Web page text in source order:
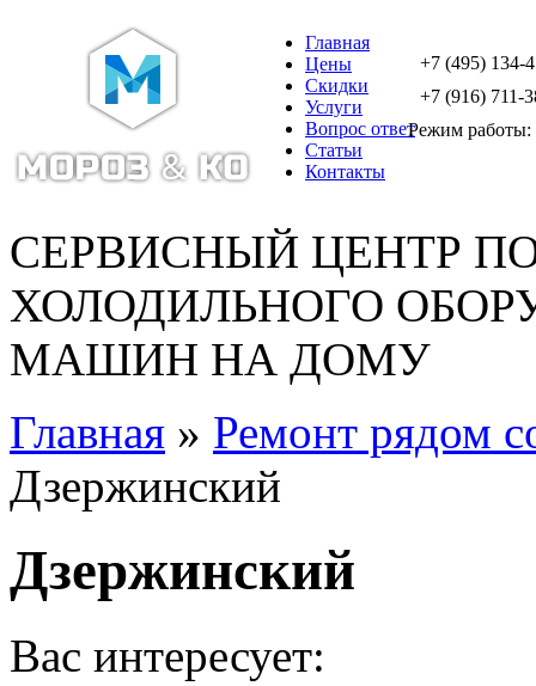
Главная
Цены
Скидки
Услуги
Вопрос ответ
Статьи
Контакты
+7 (495) 134-
+7 (916) 711-
Режим работы:
СЕРВИСНЫЙ ЦЕНТР
ХОЛОДИЛЬНОГО
МАШИН НА ДОМУ
Главная » Ремонт рядом
Дзержинский
Дзержинский
Вас интересует: